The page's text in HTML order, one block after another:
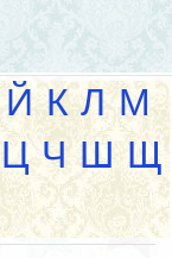
Й К Л М
Ц Ч Ш Щ